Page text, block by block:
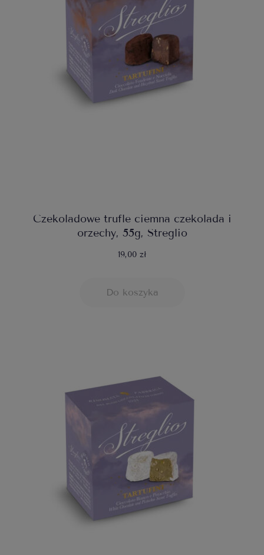
Czekoladowe trufle ciemna czekolada i
orzechy, 55g, Streglio
19,00 zł
Do koszyka